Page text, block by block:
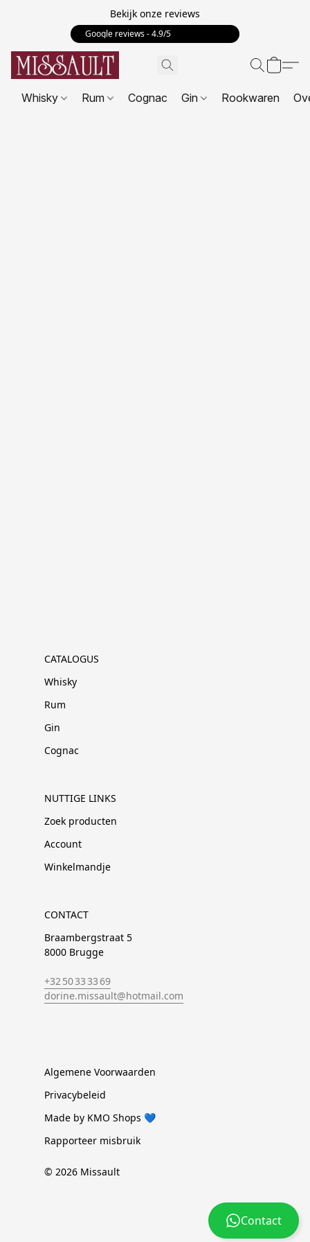
Bekijk onze reviews
Google reviews - 4.9/5 ⭐⭐⭐⭐⭐
Contact
Whisky Rum Cognac Gin Rookwaren
CATALOGUS
Whisky
Rum
Gin
Cognac
NUTTIGE LINKS
Zoek producten
Account
Winkelmandje
CONTACT
Braambergstraat 5
8000 Brugge
+32 50 33 33 69
dorine.missault@hotmail.com
Algemene Voorwaarden
Privacybeleid
Made by KMO Shops 💙
Rapporteer misbruik
© 2026 Missault